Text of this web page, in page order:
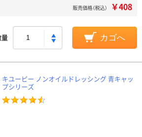
販売価格（税込） ￥408
カゴへ
キユーピー ノンオイルドレッシング 青キャッ
プシリーズ